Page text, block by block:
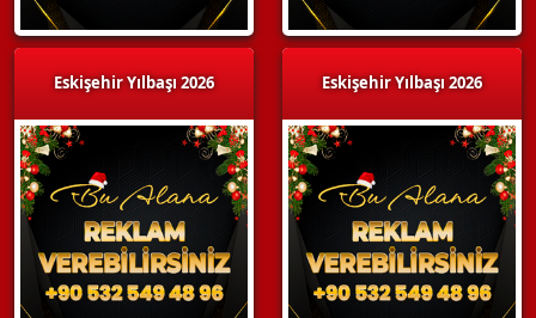
Eskişehir Yılbaşı 2026 Eskişehir Yılbaşı 2026